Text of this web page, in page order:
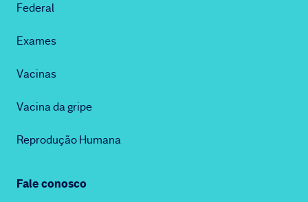
Federal
Exames
Vacinas
Vacina da gripe
Reprodução Humana
Fale conosco